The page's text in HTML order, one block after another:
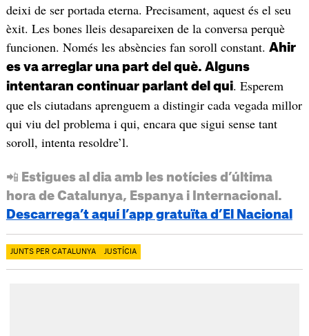
deixi de ser portada eterna. Precisament, aquest és el seu
èxit. Les bones lleis desapareixen de la conversa perquè
funcionen. Només les absències fan soroll constant. Ahir
es va arreglar una part del què. Alguns
intentaran continuar parlant del qui. Esperem
que els ciutadans aprenguem a distingir cada vegada millor
qui viu del problema i qui, encara que sigui sense tant
soroll, intenta resoldre’l.
📲 Estigues al dia amb les notícies d’última
hora de Catalunya, Espanya i Internacional.
Descarrega’t aquí l’app gratuïta d’El Nacional
JUNTS PER CATALUNYA JUSTÍCIA